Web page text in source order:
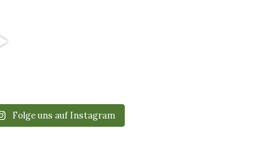
Folge uns auf Instagram